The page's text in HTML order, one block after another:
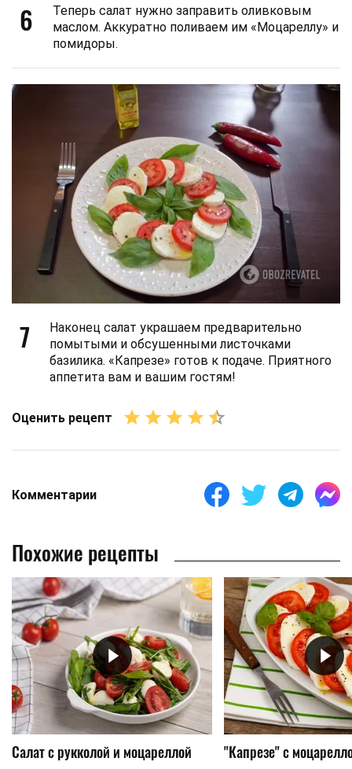
6
Теперь салат нужно заправить оливковым
маслом. Аккуратно поливаем им «Моцареллу» и
помидоры.
7
Наконец салат украшаем предварительно
помытыми и обсушенными листочками
базилика. «Капрезе» готов к подаче. Приятного
аппетита вам и вашим гостям!
Оценить рецепт
Комментарии
Похожие рецепты
Салат с рукколой и моцареллой "Капрезе" с